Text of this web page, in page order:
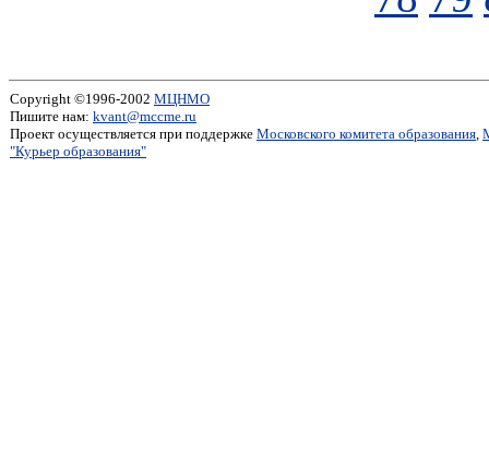
Copyright ©1996-2002 МЦНМО
Пишите нам: kvant@mccme.ru
Проект осуществляется при поддержке Московского комитета образования,
"Курьер образования"